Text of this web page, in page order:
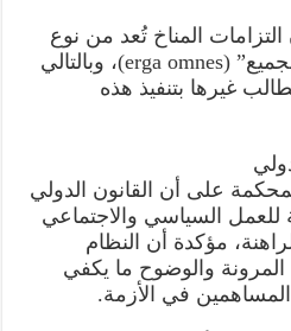
المناخ تُعد من نوع
الالتزامات “في مواجهة الجميع” (erga omnes)، وبالتالي
غيرها بتنفيذ هذه
على أن القانون الدولي
السياسي والاجتماعي
مؤكدة أن النظام
المرونة والوضوح ما يكفي
في الأزمة.